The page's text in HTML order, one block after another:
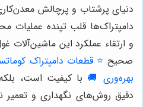
دنیای پرشتاب و پرچالش
دامپتراک‌ها قلب تپنده
و ارتقاء عملکرد این ماشین‌آلات
صحیح ⭐️ قطعات دامپتراک
بهره‌وری 🚚 با کیفیت است،
دقیق روش‌های نگهداری و تعمیر